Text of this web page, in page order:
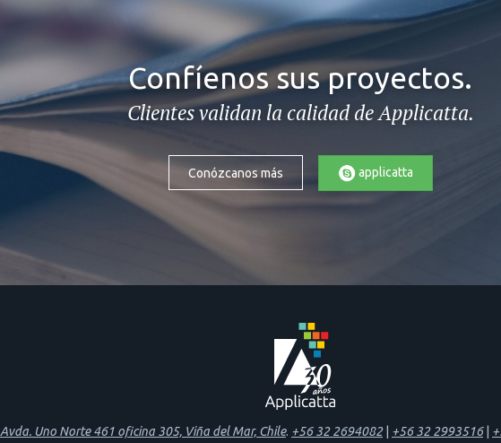
Confíenos sus proyectos.
Clientes validan la calidad de Applicatta.
Conózcanos más applicatta
Avda. Uno Norte 461 oficina 305, Viña del Mar, Chile. +56 32 2694082| +56 32 2993516|